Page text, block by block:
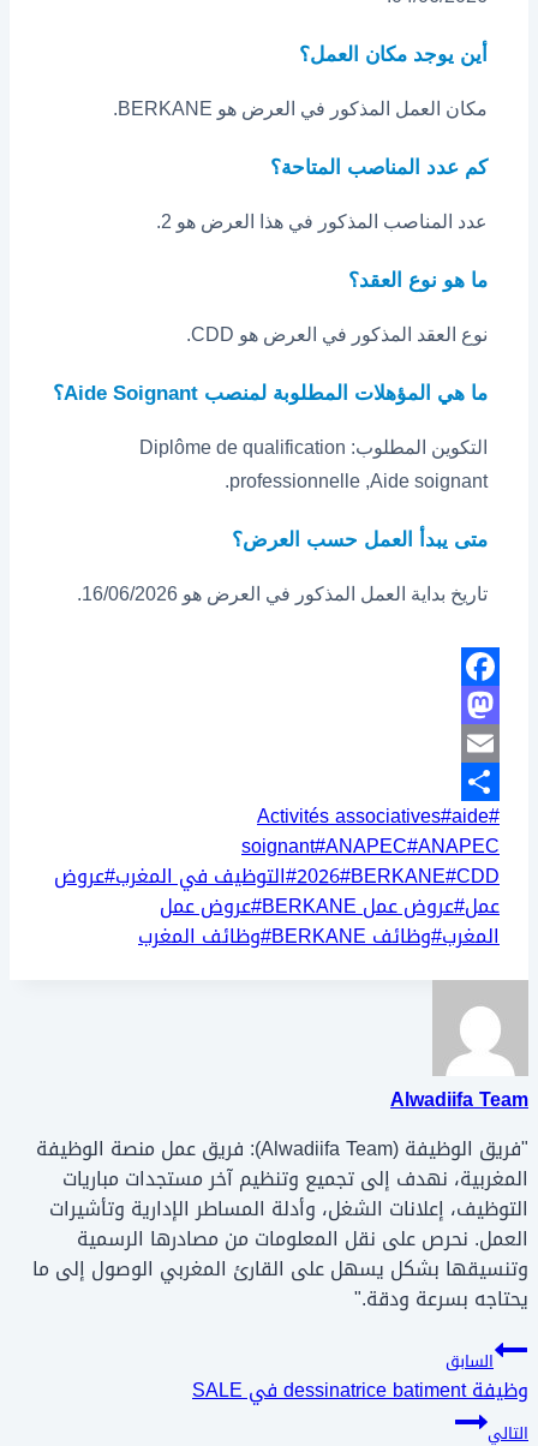
أين يوجد مكان العمل؟
مكان العمل المذكور في العرض هو BERKANE.
كم عدد المناصب المتاحة؟
عدد المناصب المذكور في هذا العرض هو 2.
ما هو نوع العقد؟
نوع العقد المذكور في العرض هو CDD.
ما هي المؤهلات المطلوبة لمنصب Aide Soignant؟
التكوين المطلوب: Diplôme de qualification
professionnelle ,Aide soignant.
متى يبدأ العمل حسب العرض؟
تاريخ بداية العمل المذكور في العرض هو 16/06/2026.
Facebook
Mastodon
Email
Share
وسوم
المقال:
#
Activités associatives#aide
soignant#ANAPEC#ANAPEC
2026#BERKANE#CDD
#التوظيف في المغرب#عروض
عمل#عروض عمل BERKANE #عروض عمل
المغرب#وظائف BERKANE #وظائف المغرب
Alwadiifa Team
"فريق الوظيفة (Alwadiifa Team): فريق عمل منصة الوظيفة
المغربية، نهدف إلى تجميع وتنظيم آخر مستجدات مباريات
التوظيف، إعلانات الشغل، وأدلة المساطر الإدارية وتأشيرات
العمل. نحرص على نقل المعلومات من مصادرها الرسمية
وتنسيقها بشكل يسهل على القارئ المغربي الوصول إلى ما
يحتاجه بسرعة ودقة."
تصفّح
المقالات
السابق
وظيفة dessinatrice batiment في SALE
التالي